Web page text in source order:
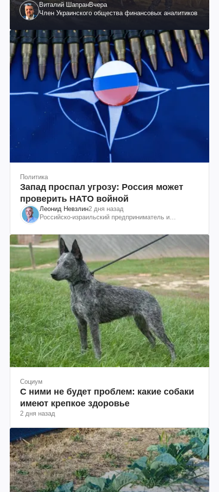
Виталий ШапранВчера
Член Украинского общества финансовых аналитиков
Политика
Запад проспал угрозу: Россия может
проверить НАТО войной
Леонид Невзлин2 дня назад
Российско-израильский предприниматель и
"ЮКОСа"
Социум
С ними не будет проблем: какие собаки
имеют крепкое здоровье
2 дня назад